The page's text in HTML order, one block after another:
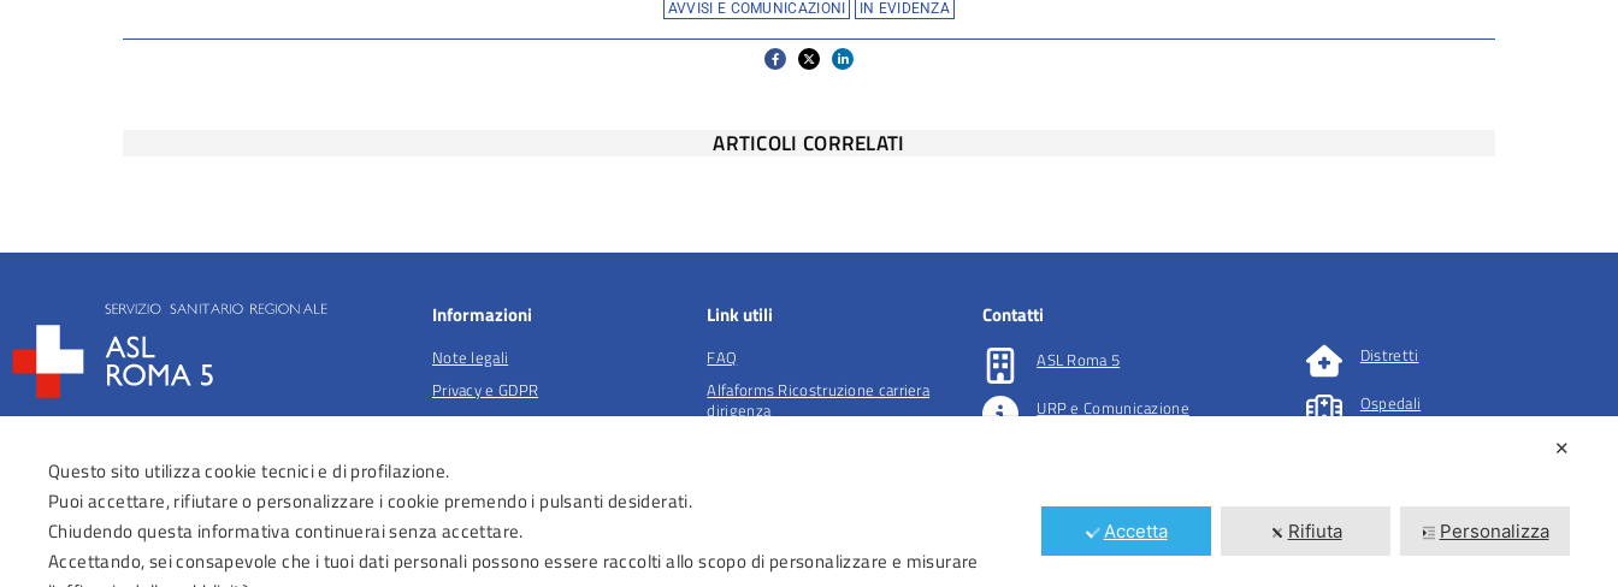
AVVISI E COMUNICAZIONI IN EVIDENZA
ARTICOLI CORRELATI
Informazioni
Note legali
Privacy e GDPR
Privacy per finalità e tutela della
Anticorruzione
Obiettivi di accessibilità
Dichiarazione di accessibilità
Regolamenti Aziendali
Link utili
FAQ
Alfaforms Ricostruzione carriera
dirigenza
Contatti
ASL Roma 5
URP e Comunicazione
Distretti
Ospedali
✕
Questo sito utilizza cookie tecnici e di profilazione.
Puoi accettare, rifiutare o personalizzare i cookie premendo i pulsanti desiderati.
Chiudendo questa informativa continuerai senza accettare.
Accettando, sei consapevole che i tuoi dati personali possono essere raccolti allo scopo di personalizzare e misurare
Accetta Rifiuta Personalizza